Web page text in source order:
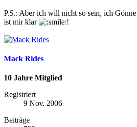
P.S.: Aber ich will nicht so sein, ich
ist mir klar
!
Mack Rides
10 Jahre Mitglied
Registriert
9 Nov. 2006
Beiträge